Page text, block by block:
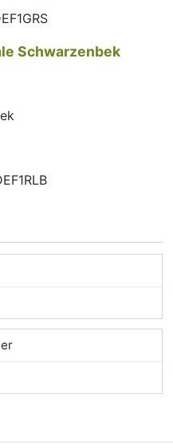
Schwarzenbek